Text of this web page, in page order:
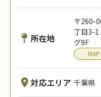
所在地
〒260-
丁目3-1
グ9F
MAP
対応エリア 千葉県